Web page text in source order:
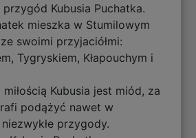
przygód Kubusia Puchatka.
mieszka w Stumilowym
swoimi przyjaciółmi:
Tygryskiem, Kłapouchym i
Kubusia jest miód, za
podążyć nawet w
przygody.